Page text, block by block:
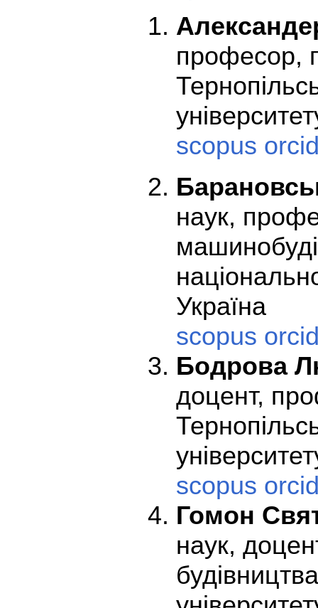
професор,
scopus
наук,
Україна
scopus
Бодрова
доцент,
scopus
Гомон
наук,